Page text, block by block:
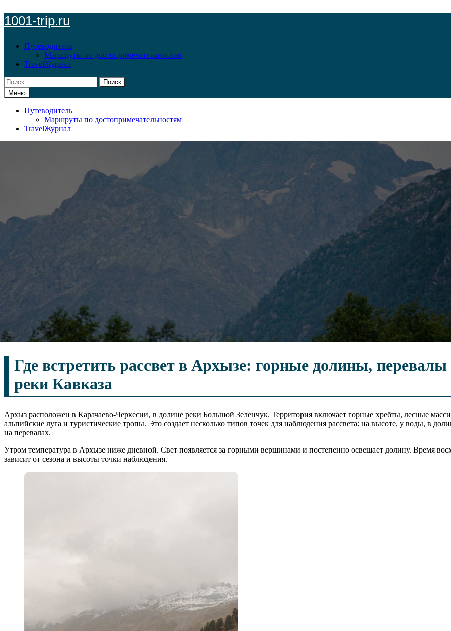
Перейти
к1001-trip.ru
Путеводитель
Маршруты по достопримечательностям
TravelЖурнал
Найти:
Меню
Путеводитель
Маршруты по достопримечательностям
TravelЖурнал
Где встретить рассвет в Архызе: горные долины, перевалы
реки Кавказа
Архыз расположен в Карачаево-Черкесии, в долине реки Большой Зеленчук. Территория включает горные хребты, лесные
альпийские луга и туристические тропы. Это создает несколько типов точек для наблюдения рассвета: на высоте, у воды, в
на перевалах.
Утром температура в Архызе ниже дневной. Свет появляется за горными вершинами и постепенно освещает долину. Время
зависит от сезона и высоты точки наблюдения.